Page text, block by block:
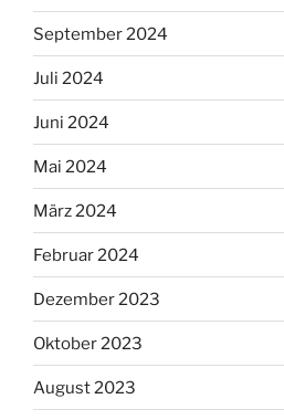
September 2024
Juli 2024
Juni 2024
Mai 2024
März 2024
Februar 2024
Dezember 2023
Oktober 2023
August 2023